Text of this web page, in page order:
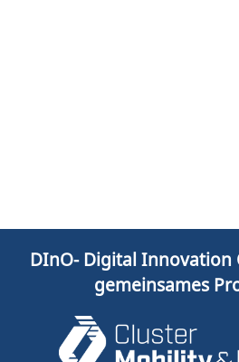
DInO- Digital Innovation
gemeinsames